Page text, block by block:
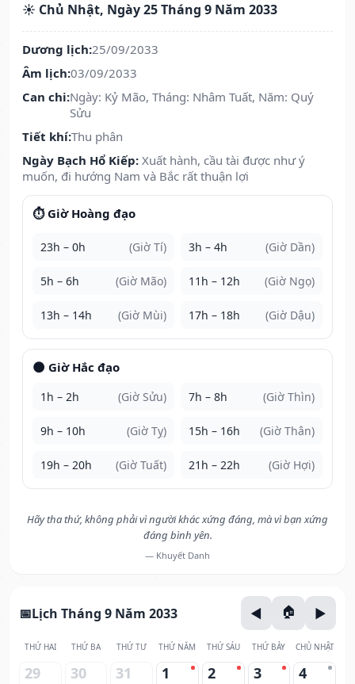
☀️ Chủ Nhật, Ngày 25 Tháng 9 Năm 2033
Dương lịch:25/09/2033
Âm lịch:03/09/2033
Can chi:Ngày: Kỷ Mão, Tháng: Nhâm Tuất, Năm: Quý
Sửu
Tiết khí:Thu phân
Ngày Bạch Hổ Kiếp: Xuất hành, cầu tài được như ý
muốn, đi hướng Nam và Bắc rất thuận lợi
⏱️ Giờ Hoàng đạo
23h – 0h (Giờ Tí) 3h – 4h (Giờ Dần)
5h – 6h (Giờ Mão) 11h – 12h (Giờ Ngọ)
13h – 14h (Giờ Mùi) 17h – 18h (Giờ Dậu)
🌑 Giờ Hắc đạo
1h – 2h (Giờ Sửu) 7h – 8h (Giờ Thìn)
9h – 10h (Giờ Tỵ) 15h – 16h (Giờ Thân)
19h – 20h (Giờ Tuất) 21h – 22h (Giờ Hợi)
Hãy tha thứ, không phải vì người khác xứng đáng, mà vì bạn xứng
đáng bình yên.
— Khuyết Danh
Lịch Tháng 9 Năm 2033
THỨ HAI THỨ BA THỨ TƯ THỨ NĂM THỨ SÁU THỨ BẢY CHỦ NHẬT
29 30 31 1 2 3 4